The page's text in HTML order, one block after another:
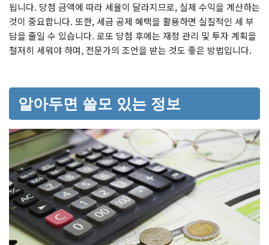
됩니다. 당첨 금액에 따라 세율이 달라지므로, 실제 수익을 계산하는
것이 중요합니다. 또한, 세금 공제 혜택을 활용하면 실질적인 세 부
담을 줄일 수 있습니다. 로또 당첨 후에는 재정 관리 및 투자 계획을
철저히 세워야 하며, 전문가의 조언을 받는 것도 좋은 방법입니다.
알아두면 쓸모 있는 정보